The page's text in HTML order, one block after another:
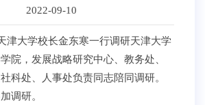
2022-09-10
津大学校长金东寒一行调研天津大学
院，发展战略研究中心、教务处、
科处、人事处负责同志陪同调研。
调研。